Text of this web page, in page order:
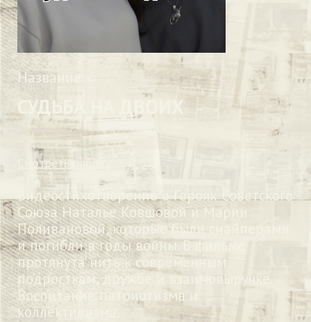
Название:
СУДЬБА НА ДВОИХ
Смотреть работу
Видеостихотворение о Героях Советского
Союза Наталье Ковшовой и Марии
Поливановой, которые были снайперами
и погибли в годы войны. В фильме
протянута нить к современным
подросткам, дружбе и взаимовыручке.
Воспитание патриотизма и
коллективизма.